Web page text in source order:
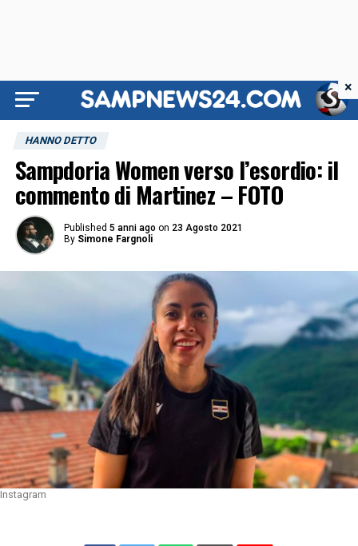
HANNO DETTO
Sampdoria Women verso l’esordio: il
commento di Martinez – FOTO
Published 5 anni ago on 23 Agosto 2021
By Simone Fargnoli
Instagram
×